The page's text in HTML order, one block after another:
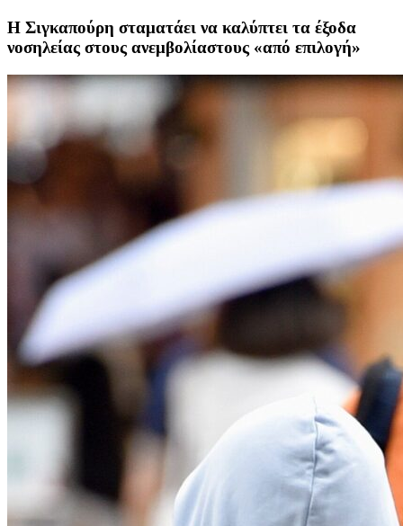
Η Σιγκαπούρη σταματάει να καλύπτει τα έξοδα
νοσηλείας στους ανεμβολίαστους «από επιλογή»